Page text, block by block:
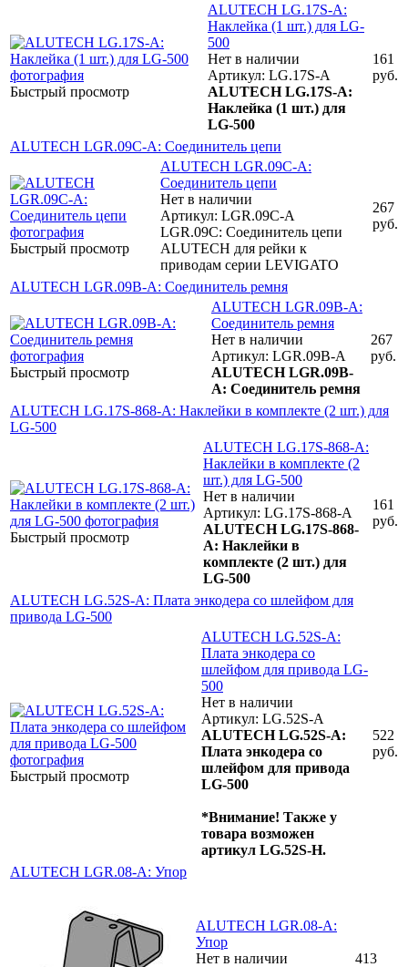
Быстрый просмотр
ALUTECH LG.17S-A:
Наклейкa (1 шт.) для LG-
500
Нет в наличии
Артикул: LG.17S-A
ALUTECH LG.17S-A:
Наклейкa (1 шт.) для
LG-500
161
руб.
ALUTECH LGR.09C-A: Соединитель цепи
Быстрый просмотр
ALUTECH LGR.09C-A:
Соединитель цепи
Нет в наличии
Артикул: LGR.09C-A
LGR.09C: Соединитель цепи
ALUTECH для рейки к
приводам серии LEVIGATO
267
руб.
ALUTECH LGR.09B-A: Соединитель ремня
Быстрый просмотр
ALUTECH LGR.09B-A:
Соединитель ремня
Нет в наличии
Артикул: LGR.09B-A
ALUTECH LGR.09B-
A: Соединитель ремня
267
руб.
ALUTECH LG.17S-868-A: Наклейки в комплекте (2 шт.) для
LG-500
Быстрый просмотр
ALUTECH LG.17S-868-A:
Наклейки в комплекте (2
шт.) для LG-500
Нет в наличии
Артикул: LG.17S-868-A
ALUTECH LG.17S-868-
A: Наклейки в
комплекте (2 шт.) для
LG-500
161
руб.
ALUTECH LG.52S-A: Плата энкодера со шлейфом для
привода LG-500
Быстрый просмотр
ALUTECH LG.52S-A:
Плата энкодера со
шлейфом для привода LG-
500
Нет в наличии
Артикул: LG.52S-A
ALUTECH LG.52S-A:
Плата энкодера со
шлейфом для привода
LG-500
*Внимание! Также у
товара возможен
артикул LG.52S-H.
522
руб.
ALUTECH LGR.08-A: Упор
ALUTECH LGR.08-A:
Упор
Нет в наличии
413